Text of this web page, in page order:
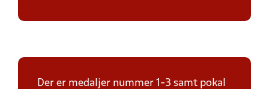
Der er medaljer nummer 1-3 samt pokal